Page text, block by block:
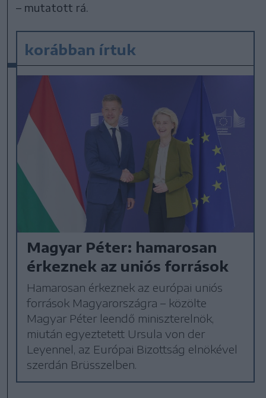
– mutatott rá.
korábban írtuk
Magyar Péter: hamarosan
érkeznek az uniós források
Hamarosan érkeznek az európai uniós
források Magyarországra – közölte
Magyar Péter leendő miniszterelnök,
miután egyeztetett Ursula von der
Leyennel, az Európai Bizottság elnökével
szerdán Brüsszelben.